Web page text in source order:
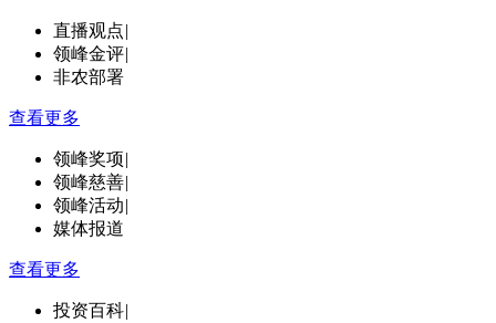
直播观点|
领峰金评|
非农部署
查看更多
领峰奖项|
领峰慈善|
领峰活动|
媒体报道
查看更多
投资百科|